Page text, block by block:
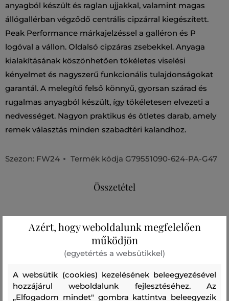
anyagból készült és raglan ujjakkal, valamint magas
állógallérban végződő centrális cipzárral kiegészített.
Peak Performance márkajelzéssel a galléron és P
logóval a vállon. Oldalsó cipzáras zsebekkel. Anyaga
kialakításának köszönhetően tökéletes viselési
kényelmet és nagyszerű funkcionális tulajdonságokat
garantál. A melegítő felső könnyű, gyorsan szárad és
rugalmas anyagból készült, így tökéletesen elvezeti a
nedvességet. Nagyon praktikus és ötletes darab, amely
remek választás minden szabadtéri kalandhoz.
Szezon: FW24 Termék kódja G79551090-624-PA-G47
Összetétel
POLIÉSZTER
ÚJRAHASZNOSÍTOTT POLIÉSZTER
86 %
ELASZTÁN
14 %
Azért, hogy weboldalunk megfelelően
működjön
(egyetértés a websütikkel)
A websütik (cookies) kezelésének beleegyezésével
hozzájárul weboldalunk fejlesztéséhez. Az
„Elfogadom mindet" gombra kattintva beleegyezik